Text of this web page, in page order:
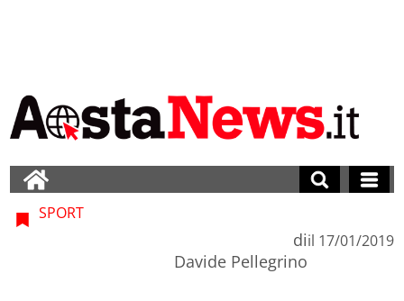
SPORT
di
Davide Pellegrino
il 17/01/2019